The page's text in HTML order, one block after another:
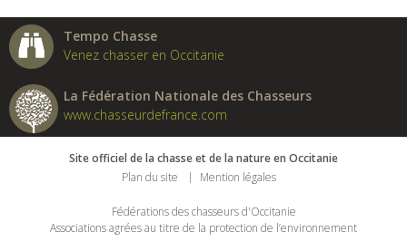
Tempo Chasse
Venez chasser en Occitanie
La Fédération Nationale des Chasseurs
www.chasseurdefrance.com
Site officiel de la chasse et de la nature en Occitanie
Plan du site
Mention légales
Fédérations des chasseurs d'Occitanie
Associations agrées au titre de la protection de l’environnement